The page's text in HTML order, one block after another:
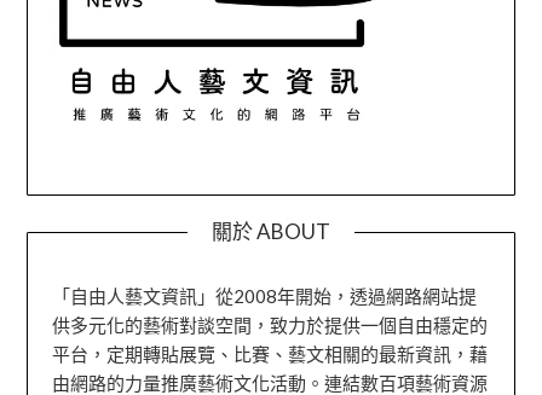
關於 ABOUT
「自由人藝文資訊」從2008年開始，透過網路網站提
供多元化的藝術對談空間，致力於提供一個自由穩定的
平台，定期轉貼展覽、比賽、藝文相關的最新資訊，藉
由網路的力量推廣藝術文化活動。連結數百項藝術資源